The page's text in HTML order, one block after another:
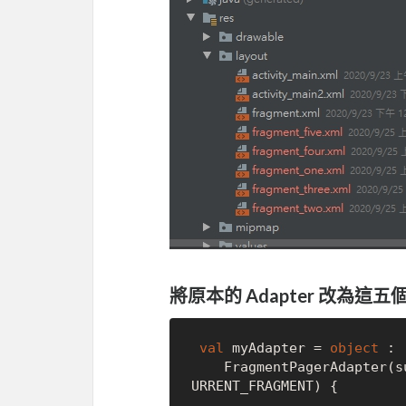
將原本的 Adapter 改為這五
val myAdapter = object :
URRENT_FRAGMENT) {